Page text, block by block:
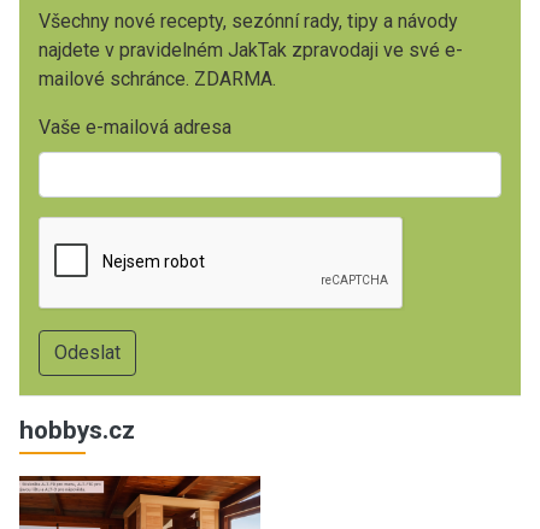
Všechny nové recepty, sezónní rady, tipy a návody
najdete v pravidelném JakTak zpravodaji ve své e-
mailové schránce. ZDARMA.
Vaše e-mailová adresa
hobbys.cz